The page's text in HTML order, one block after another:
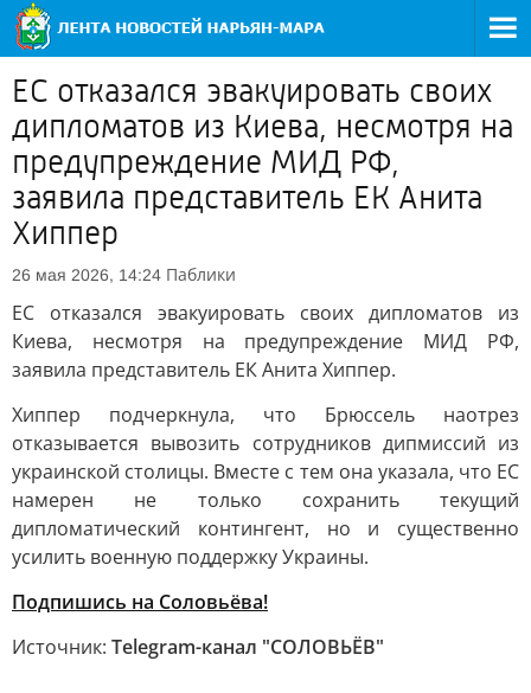
ЕС отказался эвакуировать своих
дипломатов из Киева, несмотря на
предупреждение МИД РФ,
заявила представитель ЕК Анита
Хиппер
26 мая 2026, 14:24 Паблики
ЕС отказался эвакуировать своих дипломатов из
Киева, несмотря на предупреждение МИД РФ,
заявила представитель ЕК Анита Хиппер.
Хиппер подчеркнула, что Брюссель наотрез
отказывается вывозить сотрудников дипмиссий из
украинской столицы. Вместе с тем она указала, что ЕС
намерен не только сохранить текущий
дипломатический контингент, но и существенно
усилить военную поддержку Украины.
Подпишись на Соловьёва!
Источник: Telegram-канал "СОЛОВЬЁВ"